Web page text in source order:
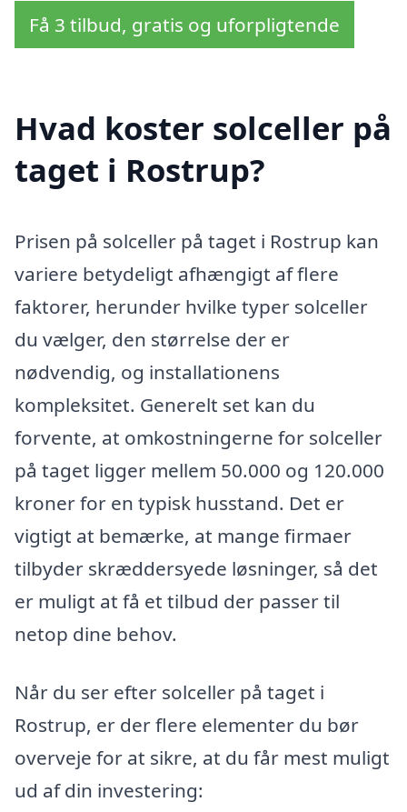
Få 3 tilbud, gratis og uforpligtende
Hvad koster solceller på
taget i Rostrup?
Prisen på solceller på taget i Rostrup kan
variere betydeligt afhængigt af flere
faktorer, herunder hvilke typer solceller
du vælger, den størrelse der er
nødvendig, og installationens
kompleksitet. Generelt set kan du
forvente, at omkostningerne for solceller
på taget ligger mellem 50.000 og 120.000
kroner for en typisk husstand. Det er
vigtigt at bemærke, at mange firmaer
tilbyder skræddersyede løsninger, så det
er muligt at få et tilbud der passer til
netop dine behov.
Når du ser efter solceller på taget i
Rostrup, er der flere elementer du bør
overveje for at sikre, at du får mest muligt
ud af din investering: